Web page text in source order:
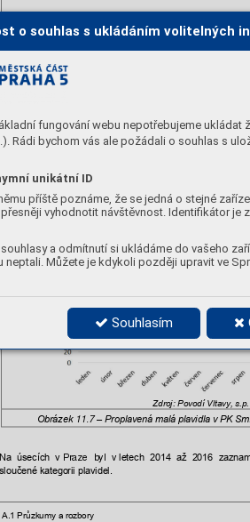
o souhlas s ukládáním volitelných
fungování webu nepotřebujeme ukládat
Rádi bychom vás ale požádali o souhlas s
unikátní ID
příště poznáme, že se jedná o stejné
vyhodnotit návštěvnost. Identifikátor je
a odmítnutí si ukládáme do vašeho
neptali. Můžete je kdykoli později upravit ve
Souhlasím
A.1 Průzkumy a rozbory
Zdroj: Povodí Vltavy, s.p.
11.1.4 PK Smíchov – nák ladní lodě a jiná plavidla
Na následuj
Zdroj: Povodí Vltavy, s.p.
Obrázek 11.7 – Proplavená malá plavidla v PK
Na úsecích v Praze byl v letech 2014 až 2016
sloučené kategorii plavidel.